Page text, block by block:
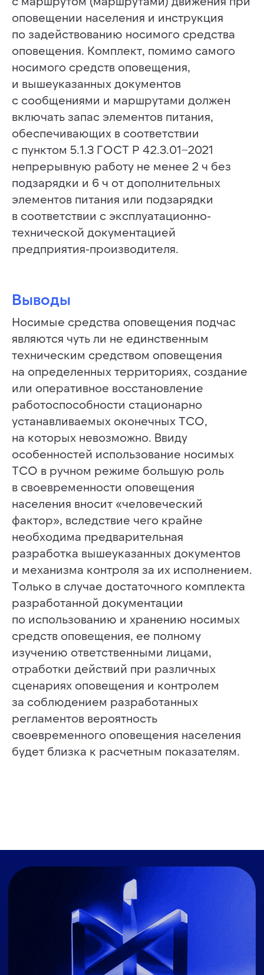
оповещении населения и инструкция
по задействованию носимого средства
оповещения. Комплект, помимо самого
носимого средств оповещения,
и вышеуказанных документов
с сообщениями и маршрутами должен
включать запас элементов питания,
обеспечивающих в соответствии
с пунктом 5.1.3 ГОСТ Р 42.3.01−2021
непрерывную работу не менее 2 ч без
подзарядки и 6 ч от дополнительных
элементов питания или подзарядки
в соответствии с эксплуатационно-
технической документацией
предприятия-производителя.
Выводы
Носимые средства оповещения подчас
являются чуть ли не единственным
техническим средством оповещения
на определенных территориях, создание
или оперативное восстановление
работоспособности стационарно
устанавливаемых оконечных ТСО,
на которых невозможно. Ввиду
особенностей использование носимых
ТСО в ручном режиме большую роль
в своевременности оповещения
населения вносит «человеческий
фактор», вследствие чего крайне
необходима предварительная
разработка вышеуказанных документов
и механизма контроля за их исполнением.
Только в случае достаточного комплекта
разработанной документации
по использованию и хранению носимых
средств оповещения, ее полному
изучению ответственными лицами,
отработки действий при различных
сценариях оповещения и контролем
за соблюдением разработанных
регламентов вероятность
своевременного оповещения населения
будет близка к расчетным показателям.
Разработано Noweekend.studio
© 2014-2025 Infostrata
+7 (812) 909-72-00
ooo@infostrata.ru
192029, Санкт-Петербург,
ул. Бабушкина, д. 3, литера А,
КОНТАКТЫ